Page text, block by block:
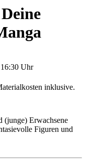
Uhr
inklusive.
(junge) Erwachsene
Figuren und